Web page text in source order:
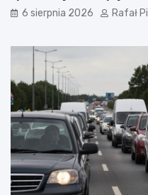
6 sierpnia 2026 Rafał